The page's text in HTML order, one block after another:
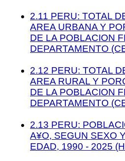
2.11 PERU: TOTAL
AREA URBANA Y
DE LA POBLACION
DEPARTAMENTO
2.12 PERU: TOTAL
AREA RURAL Y
DE LA POBLACION
DEPARTAMENTO
2.13 PERU:
A¥O, SEGUN SEXO
EDAD, 1990 - 2025